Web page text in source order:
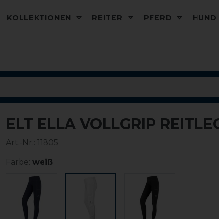
KOLLEKTIONEN REITER PFERD HUND
ELT ELLA VOLLGRIP
Art.-Nr.: 11805
Farbe: weiß